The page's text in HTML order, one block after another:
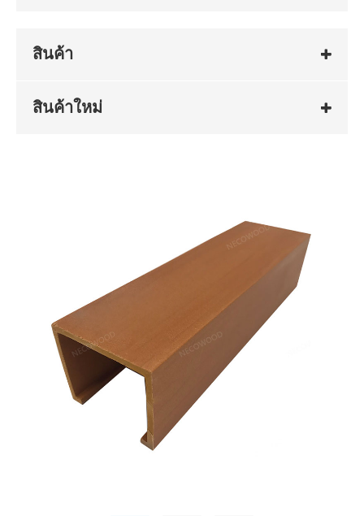
สินค้า
สินค้าใหม่